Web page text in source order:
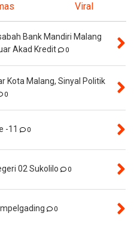
Viral
Bank Mandiri Malang
Akad Kredit
0
Kota Malang, Sinyal Politik
0
-11 0
02 Sukolilo 0
0